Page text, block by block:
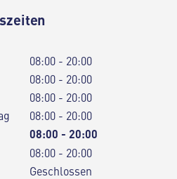
08:00 - 20:00
08:00 - 20:00
08:00 - 20:00
08:00 - 20:00
08:00 - 20:00
08:00 - 20:00
Geschlossen